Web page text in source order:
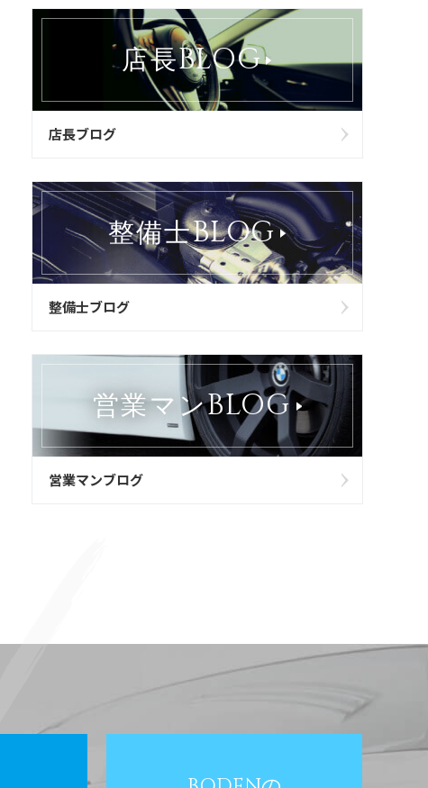
店長BLOG
店長ブログ
整備士BLOG
整備士ブログ
営業マンBLOG
営業マンブログ